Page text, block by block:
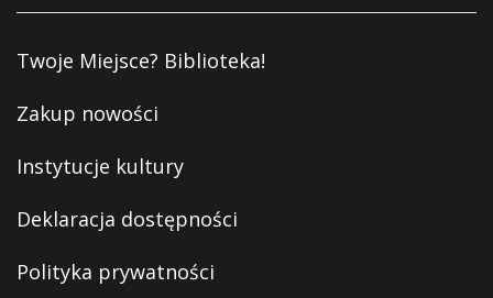
Twoje Miejsce? Biblioteka!
Zakup nowości
Instytucje kultury
Deklaracja dostępności
Polityka prywatności